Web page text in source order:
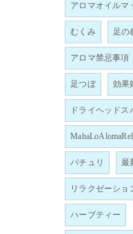
アロマオイルマ
むくみ 足の
アロマ禁忌事項
足つぼ 効果
ドライヘッドス
パチュリ 最
リラクゼーショ
ハーブティー